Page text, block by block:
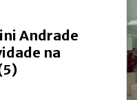
Andrade
na